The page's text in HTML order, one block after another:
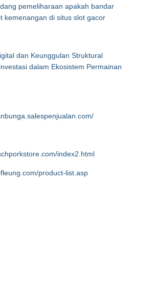
pemeliharaan apakah bandar
kemenangan di situs slot gacor
dan Keunggulan Struktural
dalam Ekosistem Permainan
index2.html
product-list.asp